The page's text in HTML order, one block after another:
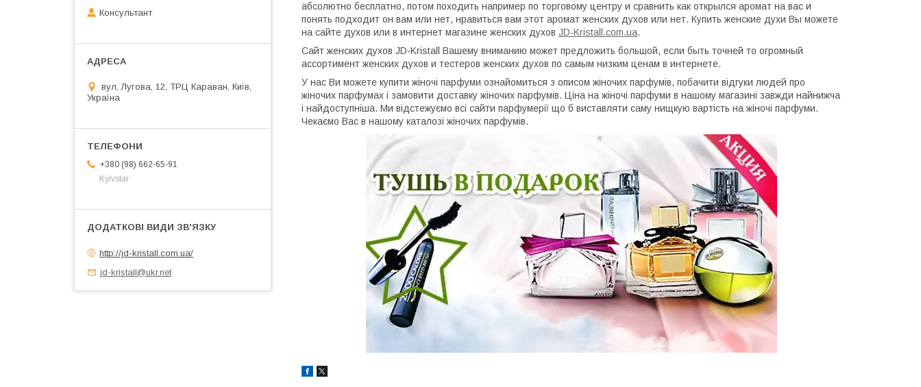
абсолютно бесплатно, потом походить например по торговому центру и сравнить как открылся аромат на вас и
понять подходит он вам или нет, нравиться вам этот аромат женских духов или нет. Купить женские духи Вы можете
на сайте духов или в интернет магазине женских духов JD-Kristall.com.ua.
Сайт женских духов JD-Kristall Вашему вниманию может предложить большой, если быть точней то огромный
ассортимент женских духов и тестеров женских духов по самым низким ценам в интернете.
У нас Ви можете купити жіночі парфуми ознайомиться з описом жіночих парфумів, побачити відгуки людей про
жіночих парфумах і замовити доставку жіночих парфумів. Ціна на жіночі парфуми в нашому магазині завжди найнижча
і найдоступніша. Ми відстежуємо всі сайти парфумерії що б виставляти саму нищкую вартість на жіночі парфуми.
Чекаємо Вас в нашому каталозі жіночих парфумів.
Консультант
вул, Лугова, 12, ТРЦ Караван, Київ,
Україна
+380 (98) 662-65-91
Kyivstar
http://jd-kristall.com.ua/
jd-kristall@ukr.net